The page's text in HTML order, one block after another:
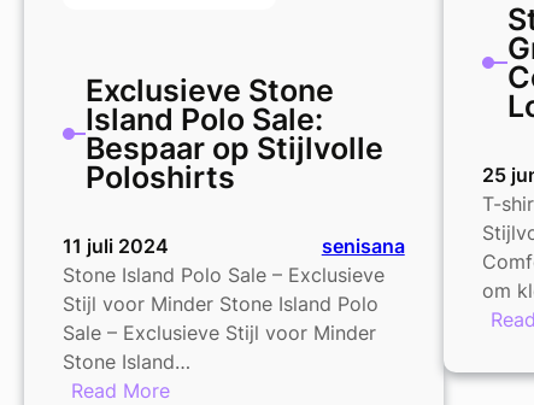
Exclusieve Stone
Island Polo Sale:
Bespaar op Stijlvolle
Poloshirts
11 juli 2024
senisana
Stone Island Polo Sale – Exclusieve
Stijl voor Minder Stone Island Polo
Sale – Exclusieve Stijl voor Minder
Stone Island…
Read More:
25
T-
om